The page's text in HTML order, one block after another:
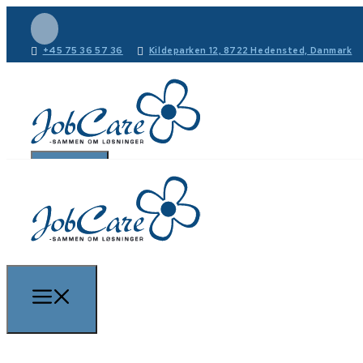
+45 75 36 57 36 Kildeparken 12, 8722 Hedensted, Danmark
Forside